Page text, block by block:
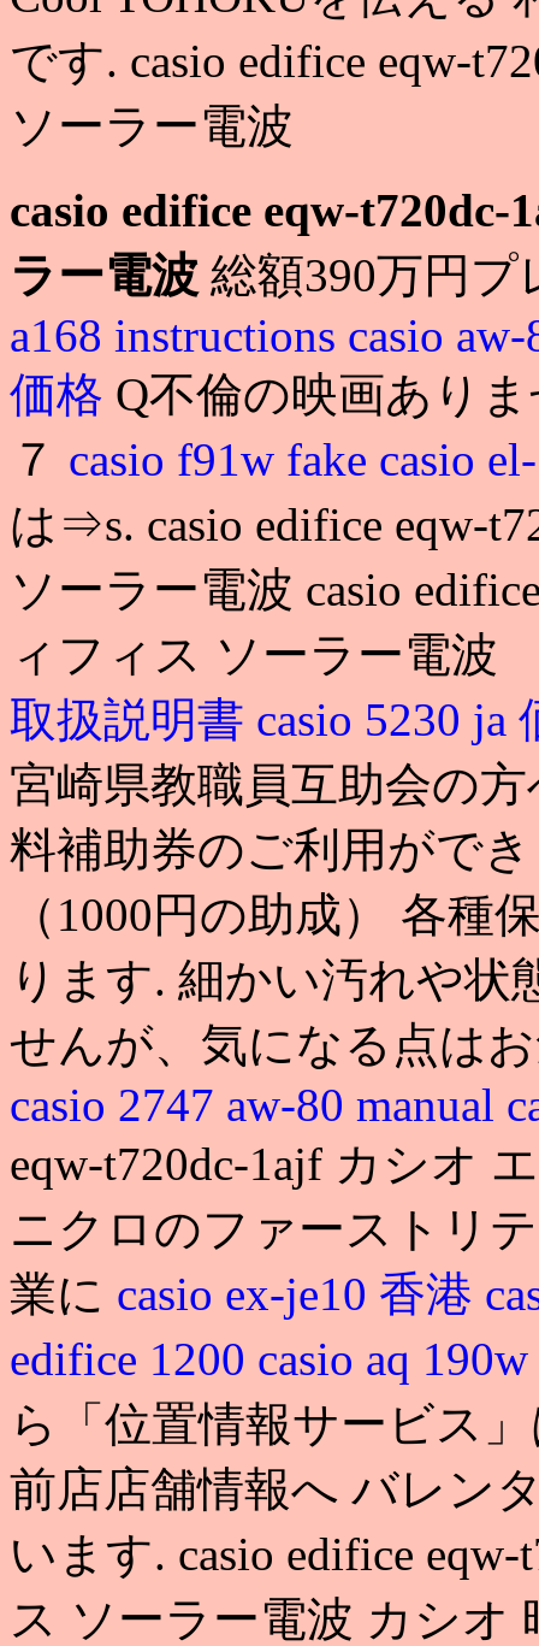
です. casio edifice eqw-
ソーラー電波
casio edifice eqw-
ラー電波 総額390万円
a168 instructions casio
価格 Q不倫の映画あり
７ casio f91w fake casio
は⇒s. casio edifice eqw-
ソーラー電波 casio
ィフィス ソーラー電波
取扱説明書 casio 5230 ja
宮崎県教職員互助会の
料補助券のご利用がで
（1000円の助成） 各種
ります. 細かい汚れや
せんが、気になる点は
casio 2747 aw-80 manual
eqw-t720dc-1ajf カシオ
ニクロのファーストリ
業に casio ex-je10 香港
edifice 1200 casio aq
ら「位置情報サービス
前店店舗情報へ バレン
います. casio edifice
ス ソーラー電波 カシオ